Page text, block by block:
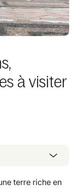
à visiter
terre riche en